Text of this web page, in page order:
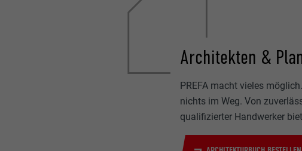
Architekten &
PREFA macht vieles
nichts im Weg. Von
qualifizierter Handwerker